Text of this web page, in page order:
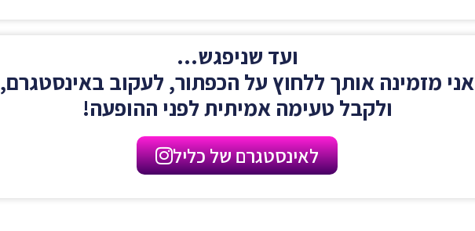
ועד שניפגש...
אני מזמינה אותך ללחוץ על הכפתור, לעקוב באינסטגרם,
ולקבל טעימה אמיתית לפני ההופעה!
לאינסטגרם של כליל